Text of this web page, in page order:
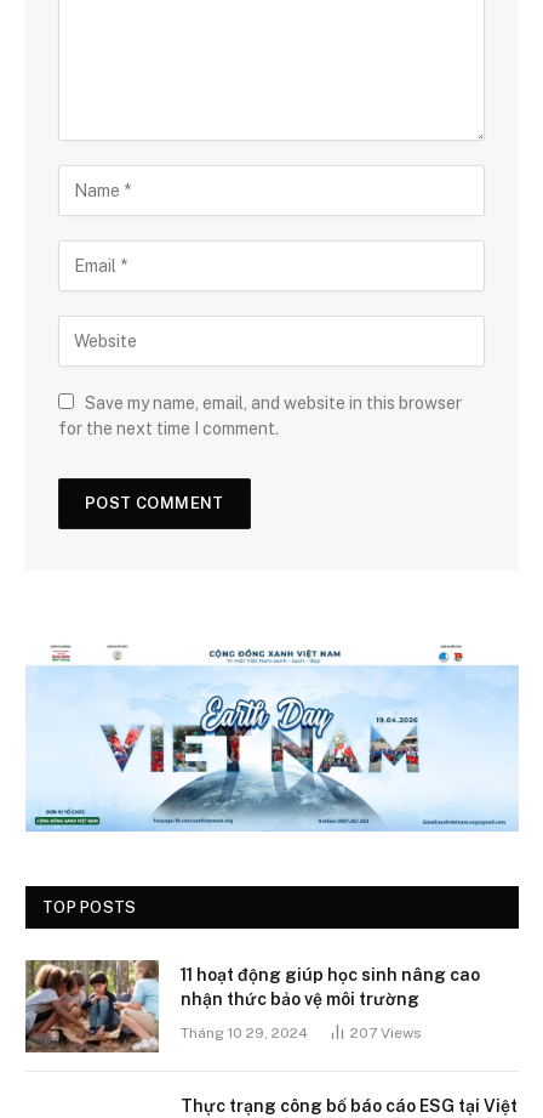
Save my name, email, and website in this browser
for the next time I comment.
TOP POSTS
11 hoạt động giúp học sinh nâng cao
nhận thức bảo vệ môi trường
Tháng 10 29, 2024 207 Views
Thực trạng công bố báo cáo ESG tại Việt